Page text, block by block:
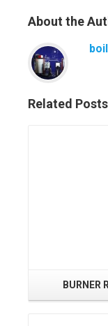
About the
Related Posts
BURNER